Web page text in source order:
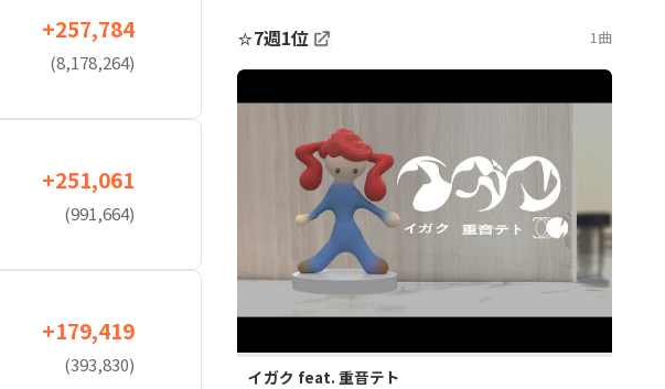
+257,784
(8,178,264)
+251,061
(991,664)
+179,419
(393,830)
⭐7週1位 1曲
イガク feat. 重音テト